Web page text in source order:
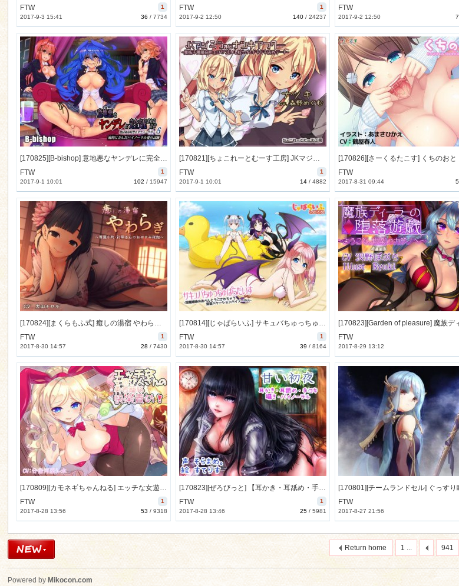
1
FTW
36 /7734
2017-9-3 15:41
1
FTW
140 /24237
2017-9-2 12:50
FTW
2017-9-2 12:50
[170825][B-bishop] 意地悪なヤンデレに完全支配される音声 地獄級射精禁止オナニーサポート6 病的に歪んだバイノーラル愛の試練 [654M] [RJ204226]
1
FTW
102 / 15947
2017-9-1 10:01
[170821][ちょこれーとむーす工房] JKマジミラ外伝ナツキアフター -見抜キ風俗店のエロカワじょし校セイとドキドキ店外デート- [440M] [RJ204714]
1
FTW
14 /4882
2017-9-1 10:01
FTW
2017-8-31 09:44
[170824][まくらもふ式] 癒しの湯宿 やわらぎ ～専属小町・彩芽さんのおやすみ夜伽～ [316M] [RJ207059]
1
FTW
28 /7430
2017-8-30 14:57
[170814][じゃばらいふ] サキュバちゅっちゅぱらだいす-淫魔姉妹のおべんとうにされちゃう常夏バケーションバイノーラル- [3024M] [RJ205677]
1
FTW
39 /8164
2017-8-30 14:57
FTW
2017-8-29 13:12
[170809][カモネギちゃんねる] エッチな女遊び人さんの勇者籠絡快楽責め! [308M] [RJ205205]
1
FTW
53 /9318
2017-8-28 13:56
[170823][ぜろびっと] 【耳かき・耳舐め・手コキ】甘い初夜【囁き・バイノーラル】 [1637M] [RJ206420]
1
FTW
25 /5981
2017-8-28 13:46
FTW
2017-8-27 21:56
1 ... 941
Return home
Powered by Mikocon.com